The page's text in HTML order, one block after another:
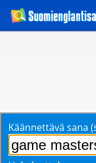
Käännettävä sana